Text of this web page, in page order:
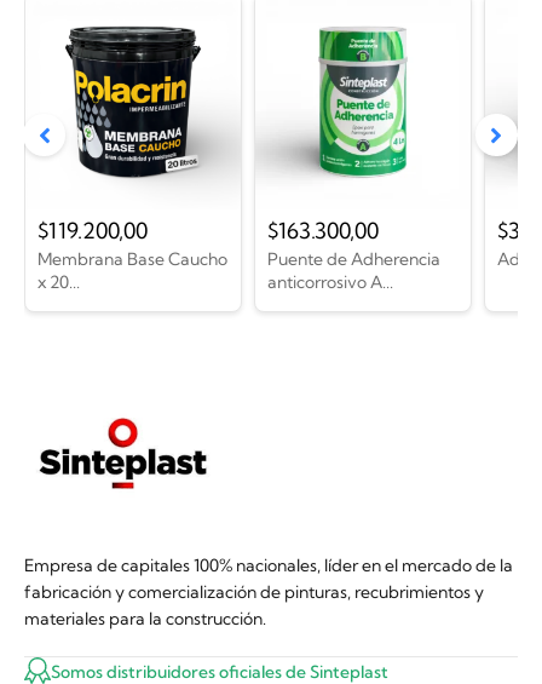
Empresa de capitales 100% nacionales, líder en el mercado de la
fabricación y comercialización de pinturas, recubrimientos y
materiales para la construcción.
Somos distribuidores oficiales de Sinteplast
Membrana Base Caucho
x 20...
$119.200,00
Puente de Adherencia
anticorrosivo A...
$163.300,00 $